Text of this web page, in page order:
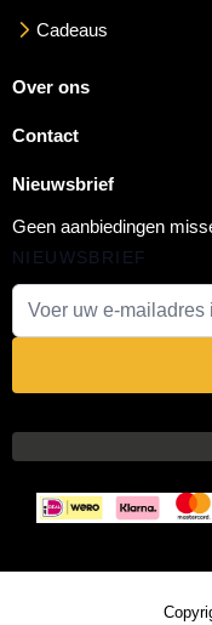
Cadeaus
Over ons
Contact
Nieuwsbrief
Geen aanbiedingen
NIEUWSBRIEF